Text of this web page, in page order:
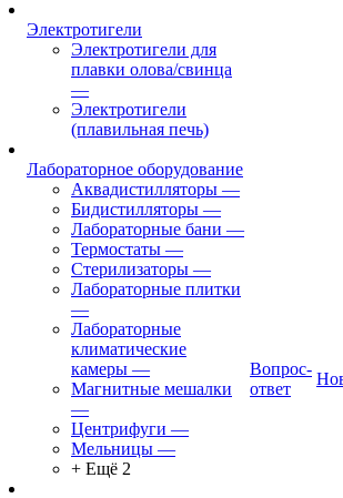
Электротигели
Электротигели для
плавки олова/свинца
—
Электротигели
(плавильная печь)
Лабораторное оборудование
Аквадистилляторы —
Бидистилляторы —
Лабораторные бани —
Термостаты —
Стерилизаторы —
Лабораторные плитки
—
Лабораторные
климатические
камеры —
Магнитные мешалки
—
Центрифуги —
Мельницы —
+ Ещё 2
Вопрос-
ответ